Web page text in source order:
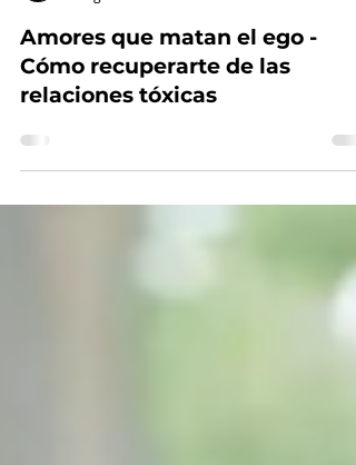
Mario Guerra
23 ago 2024
5 min de lectura
Cómo recuperarte de las
relaciones tóxicas